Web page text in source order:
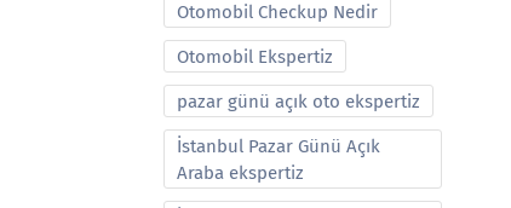
Otomobil Checkup Nedir
Otomobil Ekspertiz
pazar günü açık oto ekspertiz
İstanbul Pazar Günü Açık
Araba ekspertiz